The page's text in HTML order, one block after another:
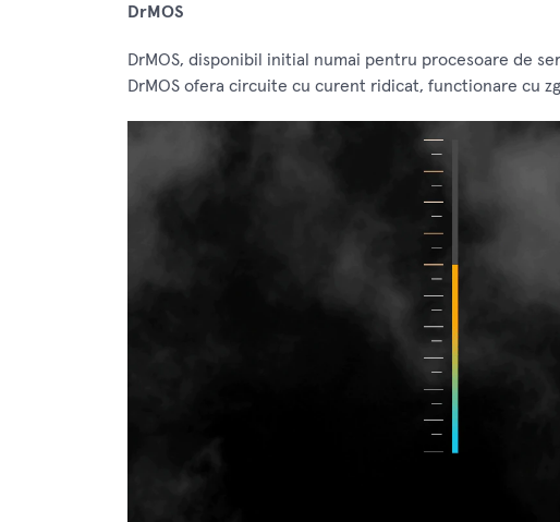
DrMOS
DrMOS, disponibil initial numai pentru procesoare de
DrMOS ofera circuite cu curent ridicat, functionare cu